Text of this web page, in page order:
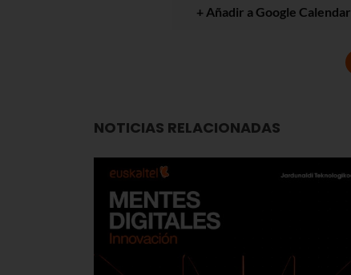
+ Añadir a Google Calendar
NOTICIAS RELACIONADAS